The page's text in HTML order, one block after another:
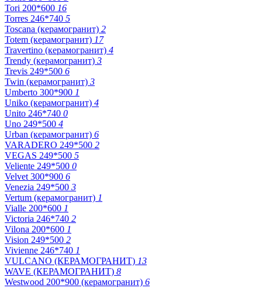
Tori 200*600 16
Torres 246*740 5
Toscana (керамогранит) 2
Totem (керамогранит) 17
Travertino (керамогранит) 4
Trendy (керамогранит) 3
Trevis 249*500 6
Twin (керамогранит) 3
Umberto 300*900 1
Uniko (керамогранит) 4
Unito 246*740 0
Uno 249*500 4
Urban (керамогранит) 6
VARADERO 249*500 2
VEGAS 249*500 5
Veliente 249*500 0
Velvet 300*900 6
Venezia 249*500 3
Vertum (керамогранит) 1
Vialle 200*600 1
Victoria 246*740 2
Vilona 200*600 1
Vision 249*500 2
Vivienne 246*740 1
VULCANO (КЕРАМОГРАНИТ) 13
WAVE (КЕРАМОГРАНИТ) 8
Westwood 200*900 (керамогранит) 6